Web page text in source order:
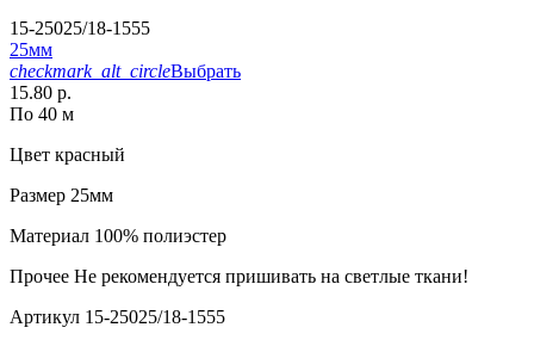
15-25025/18-1555
25мм
checkmark_alt_circleВыбрать
15.80 р.
По 40 м
Цвет красный
Размер 25мм
Материал 100% полиэстер
Прочее Не рекомендуется пришивать на светлые ткани!
Артикул 15-25025/18-1555